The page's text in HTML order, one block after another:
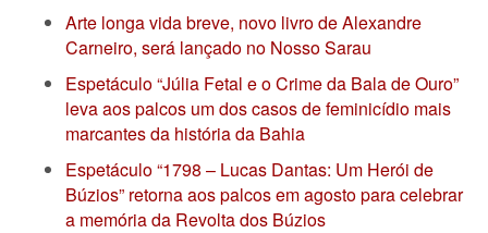
Arte longa vida breve, novo livro de Alexandre
Carneiro, será lançado no Nosso Sarau
Espetáculo “Júlia Fetal e o Crime da Bala de Ouro”
leva aos palcos um dos casos de feminicídio mais
marcantes da história da Bahia
Espetáculo “1798 – Lucas Dantas: Um Herói de
Búzios” retorna aos palcos em agosto para celebrar
a memória da Revolta dos Búzios